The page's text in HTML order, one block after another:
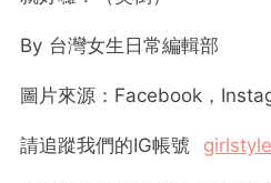
By 台灣女生日常編輯部
圖片來源： Facebook ，
請追蹤我們的IG帳號